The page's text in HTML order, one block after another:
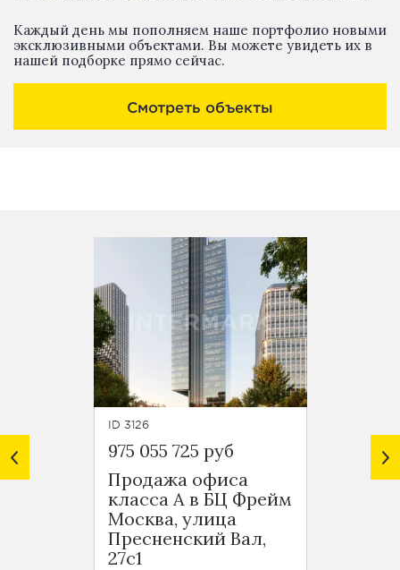
Каждый день мы пополняем наше портфолио новыми
эксклюзивными объектами. Вы можете увидеть их в
нашей подборке прямо сейчас.
Смотреть объекты
ID 3126
975 055 725 руб
Продажа офиса
класса А в БЦ Фрейм
Москва, улица
Пресненский Вал,
27с1
13